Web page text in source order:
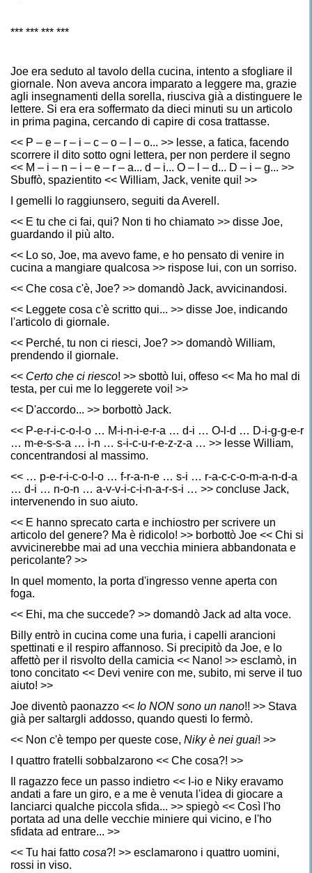
*** *** *** ***
Joe era seduto al tavolo della cucina, intento a sfogliare il
giornale. Non aveva ancora imparato a leggere ma, grazie
agli insegnamenti della sorella, riusciva già a distinguere le
lettere. Si era era soffermato da dieci minuti su un articolo
in prima pagina, cercando di capire di cosa trattasse.
<< P – e – r – i – c – o – l – o... >> lesse, a fatica, facendo
scorrere il dito sotto ogni lettera, per non perdere il segno
<< M – i – n – i – e – r – a... d – i... O – l – d... D – i – g... >>
Sbuffò, spazientito << William, Jack, venite qui! >>
I gemelli lo raggiunsero, seguiti da Averell.
<< E tu che ci fai, qui? Non ti ho chiamato >> disse Joe,
guardando il più alto.
<< Lo so, Joe, ma avevo fame, e ho pensato di venire in
cucina a mangiare qualcosa >> rispose lui, con un sorriso.
<< Che cosa c'è, Joe? >> domandò Jack, avvicinandosi.
<< Leggete cosa c'è scritto qui... >> disse Joe, indicando
l'articolo di giornale.
<< Perché, tu non ci riesci, Joe? >> domandò William,
prendendo il giornale.
<< Certo che ci riesco! >> sbottò lui, offeso << Ma ho mal di
testa, per cui me lo leggerete voi! >>
<< D'accordo... >> borbottò Jack.
<< P-e-r-i-c-o-l-o … M-i-n-i-e-r-a … d-i … O-l-d … D-i-g-g-e-r
… m-e-s-s-a … i-n … s-i-c-u-r-e-z-z-a … >> lesse William,
concentrandosi al massimo.
<< … p-e-r-i-c-o-l-o … f-r-a-n-e … s-i … r-a-c-c-o-m-a-n-d-a
… d-i … n-o-n … a-v-v-i-c-i-n-a-r-s-i … >> concluse Jack,
intervenendo in suo aiuto.
<< E hanno sprecato carta e inchiostro per scrivere un
articolo del genere? Ma è ridicolo! >> borbottò Joe << Chi si
avvicinerebbe mai ad una vecchia miniera abbandonata e
pericolante? >>
In quel momento, la porta d'ingresso venne aperta con
foga.
<< Ehi, ma che succede? >> domandò Jack ad alta voce.
Billy entrò in cucina come una furia, i capelli arancioni
spettinati e il respiro affannoso. Si precipitò da Joe, e lo
affettò per il risvolto della camicia << Nano! >> esclamò, in
tono concitato << Devi venire con me, subito, mi serve il tuo
aiuto! >>
Joe diventò paonazzo << Io NON sono un nano!! >> Stava
già per saltargli addosso, quando questi lo fermò.
<< Non c'è tempo per queste cose, Niky è nei guai! >>
I quattro fratelli sobbalzarono << Che cosa?! >>
Il ragazzo fece un passo indietro << I-io e Niky eravamo
andati a fare un giro, e a me è venuta l'idea di giocare a
lanciarci qualche piccola sfida... >> spiegò << Così l'ho
portata ad una delle vecchie miniere qui vicino, e l'ho
sfidata ad entrare... >>
<< Tu hai fatto cosa?! >> esclamarono i quattro uomini,
rossi in viso.